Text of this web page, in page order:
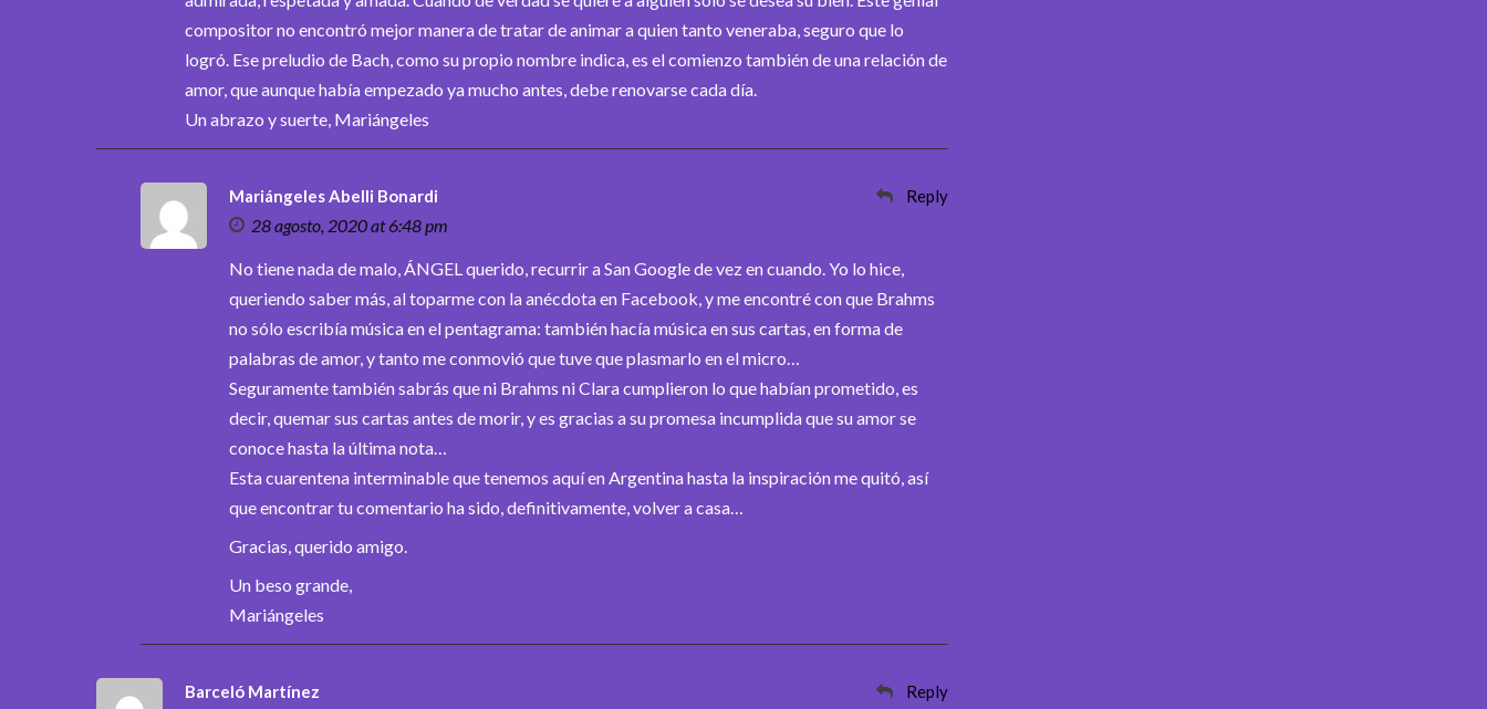
compositor no encontró mejor manera de tratar de animar a quien tanto veneraba, seguro que lo
logró. Ese preludio de Bach, como su propio nombre indica, es el comienzo también de una relación de
amor, que aunque había empezado ya mucho antes, debe renovarse cada día.
Un abrazo y suerte, Mariángeles
Mariángeles Abelli Bonardi
28 agosto, 2020 at 6:48 pm
Reply
No tiene nada de malo, ÁNGEL querido, recurrir a San Google de vez en cuando. Yo lo hice,
queriendo saber más, al toparme con la anécdota en Facebook, y me encontré con que Brahms
no sólo escribía música en el pentagrama: también hacía música en sus cartas, en forma de
palabras de amor, y tanto me conmovió que tuve que plasmarlo en el micro…
Seguramente también sabrás que ni Brahms ni Clara cumplieron lo que habían prometido, es
decir, quemar sus cartas antes de morir, y es gracias a su promesa incumplida que su amor se
conoce hasta la última nota…
Esta cuarentena interminable que tenemos aquí en Argentina hasta la inspiración me quitó, así
que encontrar tu comentario ha sido, definitivamente, volver a casa…
Gracias, querido amigo.
Un beso grande,
Mariángeles
Barceló Martínez Reply